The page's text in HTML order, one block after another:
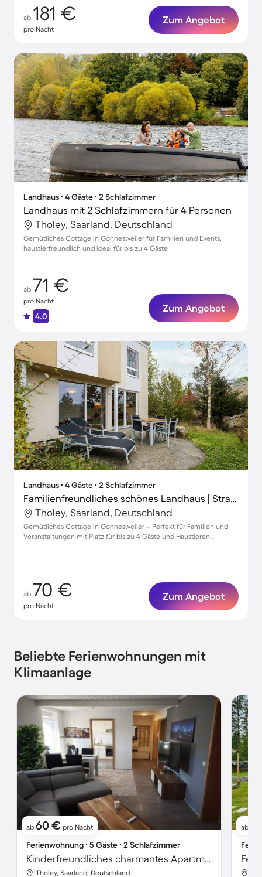
ab 181 €
pro Nacht
Zum Angebot
Landhaus ∙ 4 Gäste ∙ 2 Schlafzimmer
Landhaus mit 2 Schlafzimmern für 4 Personen
Tholey, Saarland, Deutschland
Gemütliches Cottage in Gonnesweiler für Familien und Events,
haustierfreundlich und ideal für bis zu 4 Gäste
ab 71 €
pro Nacht
4.0
Zum Angebot
Landhaus ∙ 4 Gäste ∙ 2 Schlafzimmer
Familienfreundliches schönes Landhaus | Strand in der Nähe | Haustiere sind willkommen
Tholey, Saarland, Deutschland
Gemütliches Cottage in Gonnesweiler – Perfekt für Familien und
Veranstaltungen mit Platz für bis zu 4 Gäste und Haustieren
ab 70 €
pro Nacht
Zum Angebot
Beliebte Ferienwohnungen mit
Klimaanlage
ab 60 € pro Nacht
Ferienwohnung ∙ 5 Gäste ∙ 2 Schlafzimmer
Kinderfreundliches charmantes Apartment mit Grill und Terrasse | Haustiere erlaubt
Tholey, Saarland, Deutschland
ab